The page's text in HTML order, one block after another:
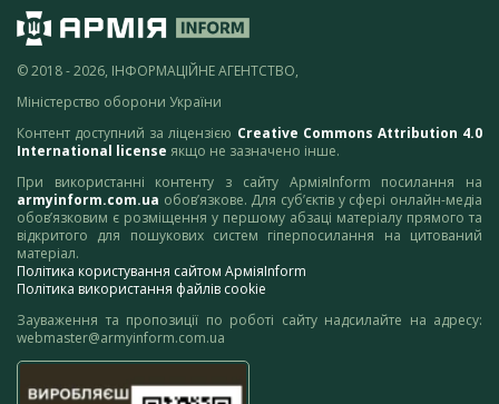
© 2018 - 2026, ІНФОРМАЦІЙНЕ АГЕНТСТВО,
Міністерство оборони України
Контент доступний за ліцензією Creative Commons Attribution 4.0
International license якщо не зазначено інше.
При використанні контенту з сайту АрміяInform посилання на
armyinform.com.ua обов’язкове. Для суб’єктів у сфері онлайн-медіа
обов’язковим є розміщення у першому абзаці матеріалу прямого та
відкритого для пошукових систем гіперпосилання на цитований
матеріал.
Політика користування сайтом АрміяInform
Політика використання файлів cookie
Зауваження та пропозиції по роботі сайту надсилайте на адресу:
webmaster@armyinform.com.ua